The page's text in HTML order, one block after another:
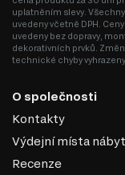
VÝSUVU
Telescopické plně
umožňují plné
uplatněním slevy.
uvedeny včetně DPH.
uvedeny bez dopravy,
dekorativních prvků.
technické chyby vyhrazeny.
O společnosti
Kontakty
Výdejní místa
Recenze